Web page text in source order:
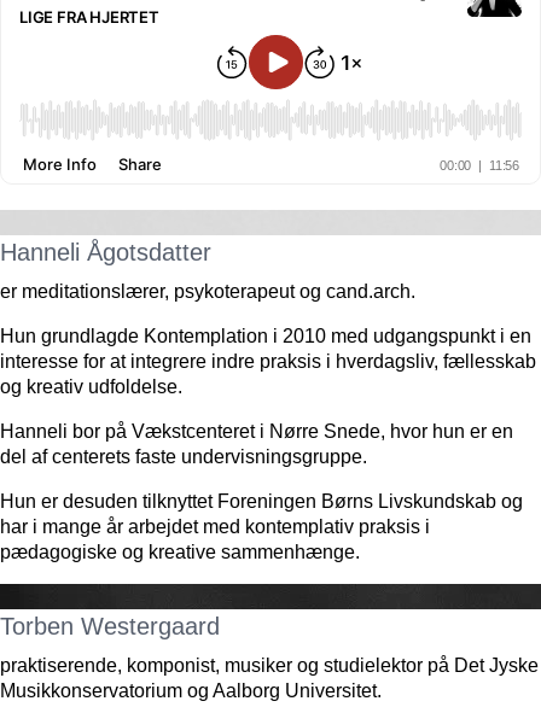
Hanneli Ågotsdatter
er meditationslærer, psykoterapeut og cand.arch.
Hun grundlagde Kontemplation i 2010 med udgangspunkt i en
interesse for at integrere indre praksis i hverdagsliv, fællesskab
og kreativ udfoldelse.
Hanneli bor på Vækstcenteret i Nørre Snede, hvor hun er en
del af centerets faste undervisningsgruppe.
Hun er desuden tilknyttet Foreningen Børns Livskundskab og
har i mange år arbejdet med kontemplativ praksis i
pædagogiske og kreative sammenhænge.
Torben Westergaard
praktiserende, komponist, musiker og studielektor på Det Jyske
Musikkonservatorium og Aalborg Universitet.